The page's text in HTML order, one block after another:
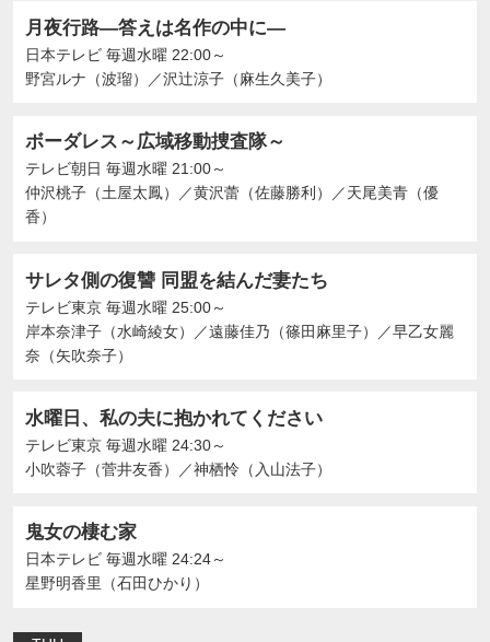
月夜行路―答えは名作の中に―
日本テレビ 毎週水曜 22:00～
野宮ルナ（波瑠）
／沢辻涼子（麻生久美子）
ボーダレス～広域移動捜査隊～
テレビ朝日 毎週水曜 21:00～
仲沢桃子（土屋太鳳）
／黄沢蕾（佐藤勝利） ／天尾美青（優
香）
サレタ側の復讐 同盟を結んだ妻たち
テレビ東京 毎週水曜 25:00～
岸本奈津子（水崎綾女）
／遠藤佳乃（篠田麻里子） ／早乙女麗
奈（矢吹奈子）
水曜日、私の夫に抱かれてください
テレビ東京 毎週水曜 24:30～
⼩吹蓉⼦（菅井友香）
／神栖怜（入山法子）
鬼女の棲む家
日本テレビ 毎週水曜 24:24～
星野明香里（石田ひかり）